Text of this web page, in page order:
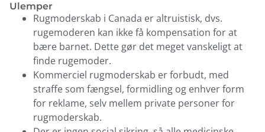
Ulemper
Rugmoderskab i Canada er altruistisk, dvs.
rugemoderen kan ikke få kompensation for at
bære barnet. Dette gør det meget vanskeligt at
finde rugemoder.
Kommerciel rugmoderskab er forbudt, med
straffe som fængsel, formidling og enhver form
for reklame, selv mellem private personer for
rugmoderskab.